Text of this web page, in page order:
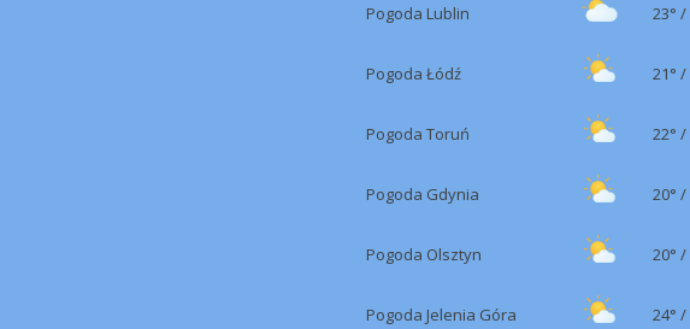
Pogoda Lublin 23° /
Pogoda Łódź 21° /
Pogoda Toruń 22° /
Pogoda Gdynia 20° /
Pogoda Olsztyn 20° /
Pogoda Jelenia Góra 24° /